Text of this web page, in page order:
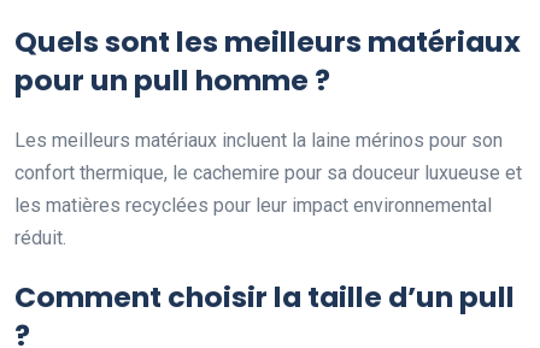
Quels sont les meilleurs matériaux
pour un pull homme ?
Les meilleurs matériaux incluent la laine mérinos pour son
confort thermique, le cachemire pour sa douceur luxueuse et
les matières recyclées pour leur impact environnemental
réduit.
Comment choisir la taille d’un pull
?